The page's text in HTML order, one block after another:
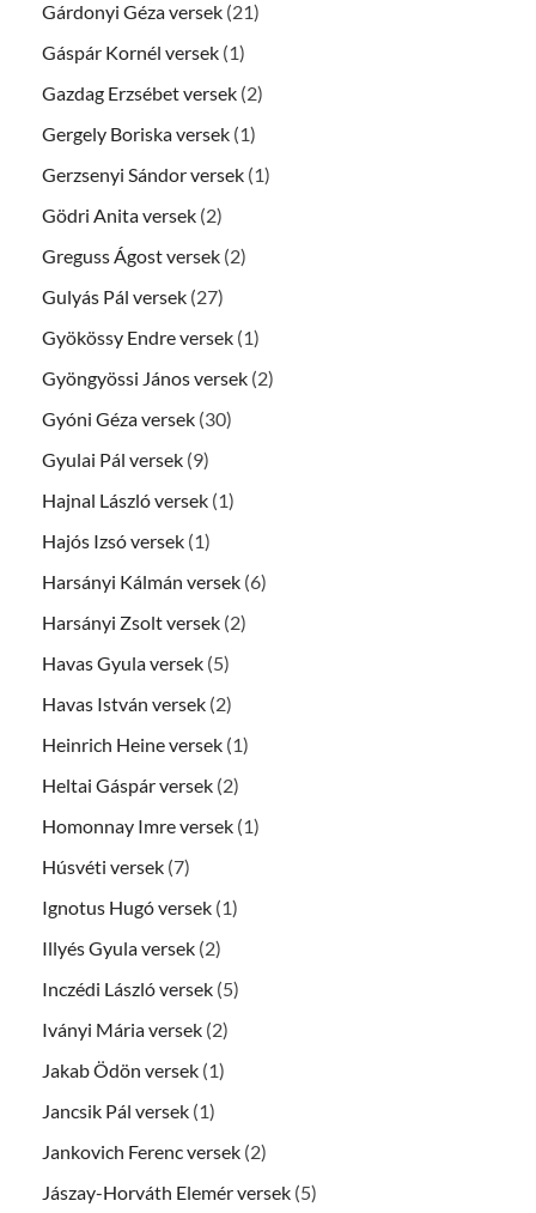
Gárdonyi Géza versek (21)
Gáspár Kornél versek (1)
Gazdag Erzsébet versek (2)
Gergely Boriska versek (1)
Gerzsenyi Sándor versek (1)
Gödri Anita versek (2)
Greguss Ágost versek (2)
Gulyás Pál versek (27)
Gyökössy Endre versek (1)
Gyöngyössi János versek (2)
Gyóni Géza versek (30)
Gyulai Pál versek (9)
Hajnal László versek (1)
Hajós Izsó versek (1)
Harsányi Kálmán versek (6)
Harsányi Zsolt versek (2)
Havas Gyula versek (5)
Havas István versek (2)
Heinrich Heine versek (1)
Heltai Gáspár versek (2)
Homonnay Imre versek (1)
Húsvéti versek (7)
Ignotus Hugó versek (1)
Illyés Gyula versek (2)
Inczédi László versek (5)
Iványi Mária versek (2)
Jakab Ödön versek (1)
Jancsik Pál versek (1)
Jankovich Ferenc versek (2)
Jászay-Horváth Elemér versek (5)